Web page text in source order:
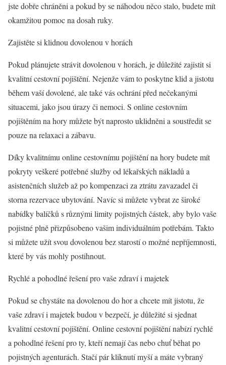
jste dobře chráněni a pokud by se náhodou něco stalo, budete mít
okamžitou pomoc na dosah ruky.
Zajistěte si klidnou dovolenou v horách
Pokud plánujete strávit dovolenou v horách, je důležité zajistit si
kvalitní cestovní pojištění. Nejenže vám to poskytne klid a jistotu
během vaší dovolené, ale také vás ochrání před nečekanými
situacemi, jako jsou úrazy či nemoci. S online cestovním
pojištěním na hory můžete být naprosto uklidněni a soustředit se
pouze na relaxaci a zábavu.
Díky kvalitnímu online cestovnímu pojištění na hory budete mít
pokryty veškeré potřebné služby od lékařských nákladů a
asistenčních služeb až po kompenzaci za ztrátu zavazadel či
storna rezervace ubytování. Navíc si můžete vybrat ze široké
nabídky balíčků s různými limity pojistných částek, aby bylo vaše
pojistné plně přizpůsobeno vašim individuálním potřebám. Takto
si můžete užít svou dovolenou bez starostí o možné nepříjemnosti,
které by vás mohly postihnout.
Rychlé a pohodlné řešení pro vaše zdraví i majetek
Pokud se chystáte na dovolenou do hor a chcete mít jistotu, že
vaše zdraví i majetek budou v bezpečí, je důležité si sjednat
kvalitní cestovní pojištění. Online cestovní pojištění nabízí rychlé
a pohodlné řešení pro ty, kteří nemají čas nebo chuť běhat po
pojistných agenturách. Stačí pár kliknutí myší a máte vybraný